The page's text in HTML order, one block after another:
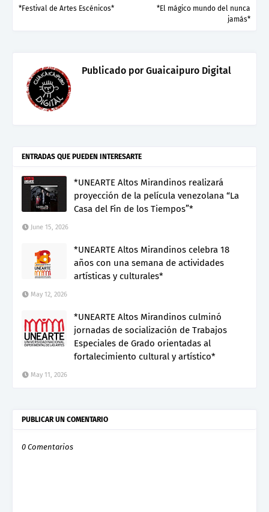
*El mágico mundo del nunca
jamás*
*Festival de Artes Escénicos*
Publicado porGuaicaipuro Digital
ENTRADAS QUE PUEDEN INTERESARTE
*UNEARTE Altos Mirandinos realizará
proyección de la película venezolana “La
Casa del Fin de los Tiempos”*
June 15, 2026
*UNEARTE Altos Mirandinos celebra 18
años con una semana de actividades
artísticas y culturales*
May 12, 2026
*UNEARTE Altos Mirandinos culminó
jornadas de socialización de Trabajos
Especiales de Grado orientadas al
fortalecimiento cultural y artístico*
May 11, 2026
PUBLICAR UN COMENTARIO
0 Comentarios